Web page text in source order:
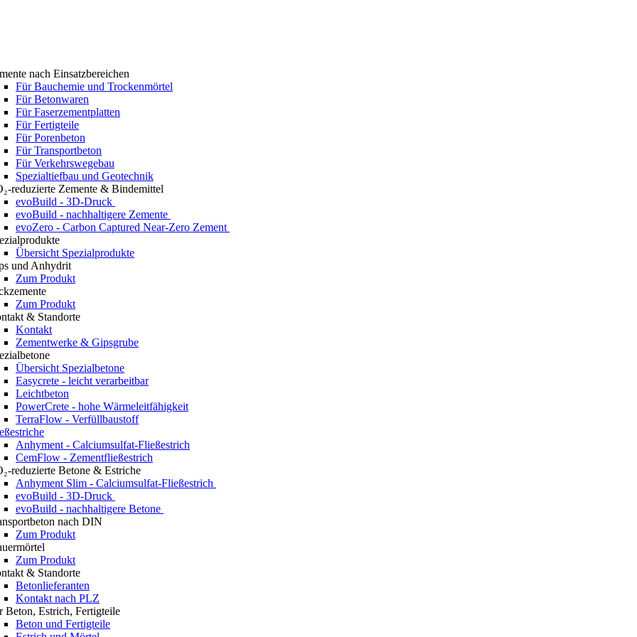
nach Einsatzbereichen
Für Bauchemie und Trockenmörtel
Für Betonwaren
Für Faserzementplatten
Für Fertigteile
Für Porenbeton
Für Transportbeton
Für Verkehrswegebau
Spezialtiefbau und Geotechnik
reduzierte Zemente & Bindemittel
evoBuild - 3D-Druck
evoBuild - nachhaltigere Zemente
evoZero - Carbon Captured Near-Zero Zement
Übersicht Spezialprodukte
und Anhydrit
Zum Produkt
Zum Produkt
& Standorte
Kontakt
Zementwerke & Gipsgrube
Übersicht Spezialbetone
Easycrete - leicht verarbeitbar
Leichtbeton
PowerCrete - hohe Wärmeleitfähigkeit
TerraFlow - Verfüllbaustoff
Anhyment - Calciumsulfat-Fließestrich
CemFlow - Zementfließestrich
reduzierte Betone & Estriche
Anhyment Slim - Calciumsulfat-Fließestrich
evoBuild - 3D-Druck
evoBuild - nachhaltigere Betone
nach DIN
Zum Produkt
Zum Produkt
& Standorte
Betonlieferanten
Kontakt nach PLZ
Beton, Estrich, Fertigteile
Beton und Fertigteile